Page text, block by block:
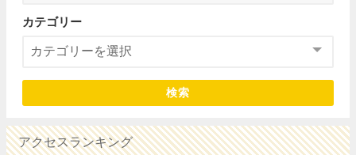
カテゴリー
検索
アクセスランキング